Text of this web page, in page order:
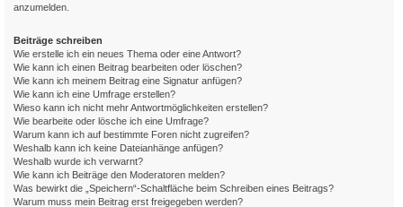
anzumelden.
Beiträge schreiben
Wie erstelle ich ein neues Thema oder eine Antwort?
Wie kann ich einen Beitrag bearbeiten oder löschen?
Wie kann ich meinem Beitrag eine Signatur anfügen?
Wie kann ich eine Umfrage erstellen?
Wieso kann ich nicht mehr Antwortmöglichkeiten erstellen?
Wie bearbeite oder lösche ich eine Umfrage?
Warum kann ich auf bestimmte Foren nicht zugreifen?
Weshalb kann ich keine Dateianhänge anfügen?
Weshalb wurde ich verwarnt?
Wie kann ich Beiträge den Moderatoren melden?
Was bewirkt die „Speichern“-Schaltfläche beim Schreiben eines Beitrags?
Warum muss mein Beitrag erst freigegeben werden?